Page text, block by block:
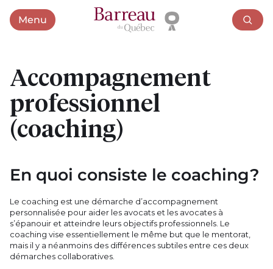
MenuOuvrir le menu
Accompagnement
professionnel
(coaching)
En quoi consiste le coaching?
Le coaching est une démarche d’accompagnement
personnalisée pour aider les avocats et les avocates à
s’épanouir et atteindre leurs objectifs professionnels. Le
coaching vise essentiellement le même but que le mentorat,
mais il y a néanmoins des différences subtiles entre ces deux
démarches collaboratives.